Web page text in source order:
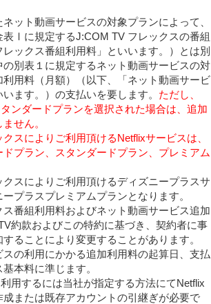
ネット動画サービスの対象プランによって、
表Ⅰに規定するJ:COM TV フレックスの番組
ックス番組利用料」といいます。）とは別
別表１に規定するネット動画サービスの対
用料（月額）（以下、「ネット動画サービ
ます。）の支払いを要します。 ただし、
ンダードプランを選択された場合は、追加
せん。
クスによりご利用頂けるNetflixサービスは、
プラン、スタンダードプラン、プレミアム
クスによりご利用頂けるディズニープラスサ
プラスプレミアムプランとなります。
ス番組利用料およびネット動画サービス追加
約款およびこの特約に基づき、契約者に事
ることにより変更することがあります。
スの利用にかかる追加利用料の起算日、支払
本料に準じます。
用するには当社が指定する方法にてNetflix
または既存アカウントの引継ぎが必要で